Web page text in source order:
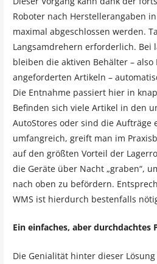
Roboter nach Herstellerangaben
maximal abgeschlossen werden.
Langsamdrehern erforderlich. Bei
bleiben die aktiven Behälter –
angeforderten Artikeln –
Die Entnahme passiert hier in
Befinden sich viele Artikel in den
AutoStores oder sind die Aufträge
umfangreich, greift man im
auf den größten Vorteil der
die Geräte über Nacht „graben“,
nach oben zu befördern.
WMS ist hierdurch bestenfalls
Ein einfaches, aber durchdachtes
Die Genialität hinter dieser